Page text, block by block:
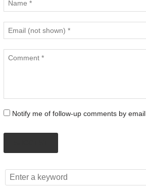
Notify me of follow-up comments by email